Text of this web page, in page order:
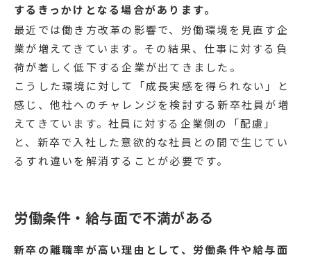
するきっかけとなる場合があります。
最近では働き方改革の影響で、労働環境を見直す企
業が増えてきています。その結果、仕事に対する負
荷が著しく低下する企業が出てきました。
こうした環境に対して「成長実感を得られない」と
感じ、他社へのチャレンジを検討する新卒社員が増
えてきています。社員に対する企業側の「配慮」
と、新卒で入社した意欲的な社員との間で生じてい
るすれ違いを解消することが必要です。
労働条件・給与面で不満がある
新卒の離職率が高い理由として、労働条件や給与面